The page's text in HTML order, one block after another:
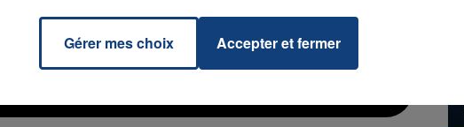
RADIO CONTACT
La Team de l'été
Gérer mes choix Accepter et fermer